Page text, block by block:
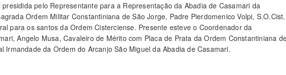
pelo Representante para a Representação da Abadia de Casamari da
Ordem Militar Constantiniana de São Jorge, Padre Pierdomenico Volpi,
para os santos da Ordem Cisterciense. Presente esteve o Coordenador da
Angelo Musa, Cavaleiro de Mérito com Placa de Prata da Ordem Constantiniana
Irmandade da Ordem do Arcanjo São Miguel da Abadia de Casamari.